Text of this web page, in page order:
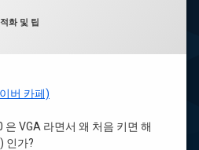
CoCo
화 및 팁
버 카페)
VGA 라면서 왜 처음 키면 해
인가?